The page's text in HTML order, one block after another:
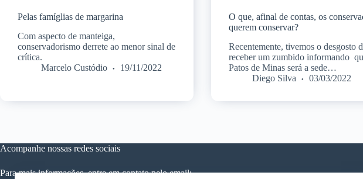
Pelas famíglias de margarina
Com aspecto de manteiga,
conservadorismo derrete ao menor sinal de
crítica.
Marcelo Custódio
19/11/2022
O que, afinal de contas, os
querem conservar?
Recentemente, tivemos o desgosto
receber um zumbido informando
Patos de Minas será a sede…
Diego Silva
03/03/2022
Acompanhe nossas redes sociais
Para mais informações, entre em contato pelo email: